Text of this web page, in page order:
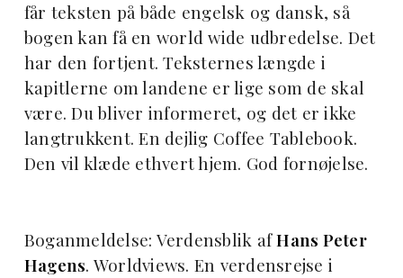
får teksten på både engelsk og dansk, så
bogen kan få en world wide udbredelse. Det
har den fortjent. Teksternes længde i
kapitlerne om landene er lige som de skal
være. Du bliver informeret, og det er ikke
langtrukkent. En dejlig Coffee Tablebook.
Den vil klæde ethvert hjem. God fornøjelse.
Boganmeldelse: Verdensblik afHans Peter
Hagens. Worldviews. En verdensrejse i